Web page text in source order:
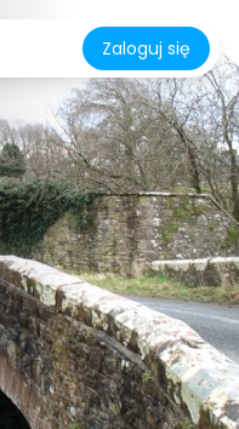
Zaloguj się